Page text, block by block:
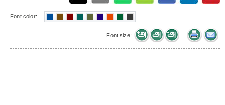
Font color:
Font size: